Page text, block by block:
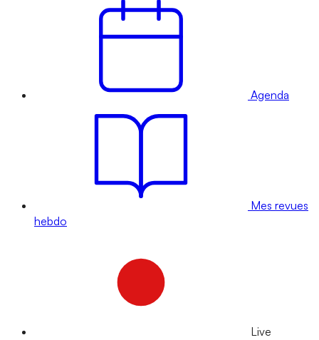
Agenda
Mes revues
hebdo
Live